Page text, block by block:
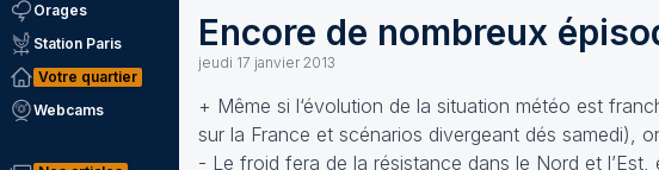
Orages
Station Paris
Votre quartier
Webcams
Encore de nombreux
jeudi 17 janvier 2013
+ Même si l‘évolution de la situation météo est
sur la France et scénarios divergeant dés samedi),
- Le froid fera de la résistance dans le Nord et